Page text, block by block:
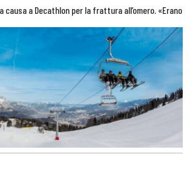
causa a Decathlon per la frattura all’omero. «Erano